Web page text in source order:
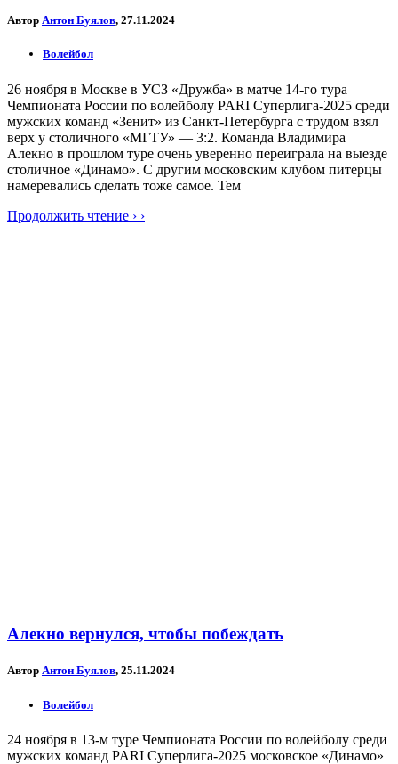
Автор Антон Буялов, 27.11.2024
Волейбол
26 ноября в Москве в УСЗ «Дружба» в матче 14-го тура
Чемпионата России по волейболу PARI Суперлига-2025 среди
мужских команд «Зенит» из Санкт-Петербурга с трудом взял
верх у столичного «МГТУ» — 3:2. Команда Владимира
Алекно в прошлом туре очень уверенно переиграла на выезде
столичное «Динамо». С другим московским клубом питерцы
намеревались сделать тоже самое. Тем
Продолжить чтение › ›
Алекно вернулся, чтобы побеждать
Автор Антон Буялов, 25.11.2024
Волейбол
24 ноября в 13-м туре Чемпионата России по волейболу среди
мужских команд PARI Суперлига-2025 московское «Динамо»